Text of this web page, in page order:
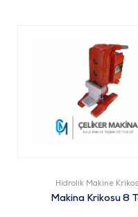
Hidrolik Makine
Makina Krikosu 8